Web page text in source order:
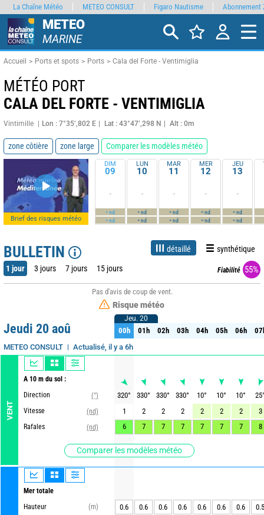
METEO
MARINE
Accueil Ports et spots Ports Cala del Forte - Ventimiglia
MÉTÉO PORT
CALA DEL FORTE - VENTIMIGLIA
Vintimille Lon : 7°35’,802 E Lat : 43°47’,298 N Alt : 0m
zone côtière zone large Comparer les modèles météo
Brief des risques météo
DIM
09
-
-nd
-nd
LUN
10
-
-nd
-nd
MAR
11
-
-nd
-nd
MER
12
-
-nd
-nd
JEU
13
-
-nd
-nd
BULLETIN détaillé synthétique
1 jour 3 jours 7 jours 15 jours Fiabilité 55%
Pas d'avis de coup de vent.
Risque météo
Jeudi 20 aoû
METEO CONSULT Actualisé, il y a 6h
VENT
A 10 m du sol :
Direction
(°)
Vitesse
(nd)
Rafales
(nd)
Comparer les modèles météo
Mer totale
Hauteur
(m)
Jeu. 20
00h 01h 02h 03h 04h 05h 06h
Jeu. 20
00h 01h 02h 03h 04h 05h 06h
320° 330° 330° 330° 10° 10° 10° 25
1
2 2 2 2 2 2
3
6
7 7 7 7 7 7 8
0.6 0.6 0.6 0.6 0.6 0.6 0.6 0.5
La Chaîne Météo METEO CONSULT Figaro Nautisme Abonnement